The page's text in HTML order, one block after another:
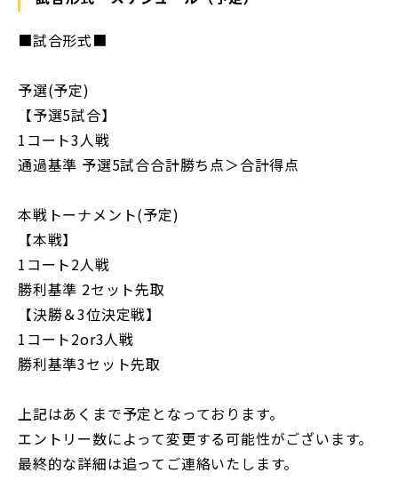
■試合形式■
予選(予定)
【予選5試合】
1コート3人戦
通過基準 予選5試合合計勝ち点＞合計得点
本戦トーナメント(予定)
【本戦】
1コート2人戦
勝利基準 2セット先取
【決勝＆3位決定戦】
1コート2or3人戦
勝利基準3セット先取
上記はあくまで予定となっております。
エントリー数によって変更する可能性がございます。
最終的な詳細は追ってご連絡いたします。